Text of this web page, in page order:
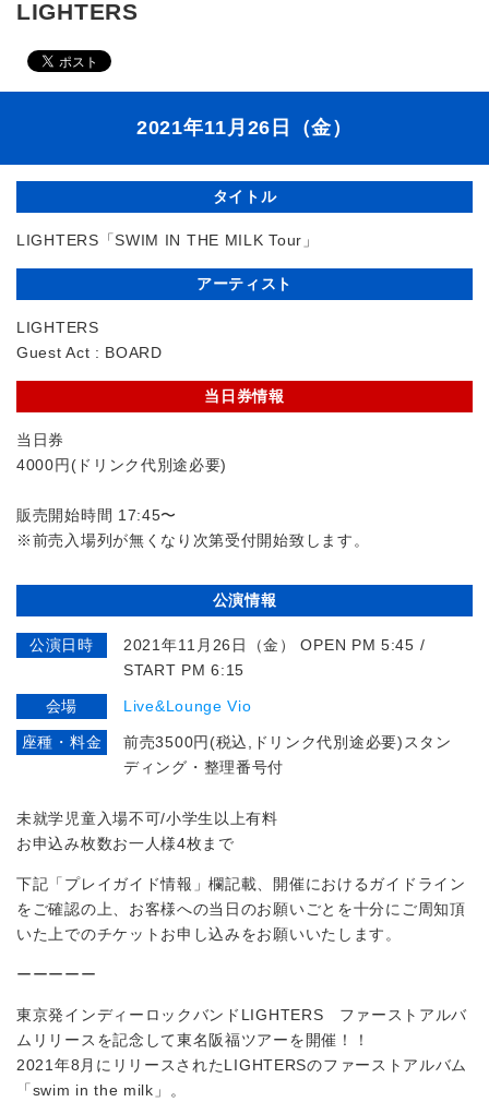
LIGHTERS
2021年11月26日（金）
タイトル
LIGHTERS「SWIM IN THE MILK Tour」
アーティスト
LIGHTERS
Guest Act : BOARD
当日券情報
当日券
4000円(ドリンク代別途必要)
販売開始時間 17:45〜
※前売入場列が無くなり次第受付開始致します。
公演情報
公演日時
2021年11月26日（金） OPEN PM 5:45 /
START PM 6:15
会場 Live&Lounge Vio
座種・料金
前売3500円(税込,ドリンク代別途必要)スタン
ディング・整理番号付
未就学児童入場不可/小学生以上有料
お申込み枚数お一人様4枚まで
下記「プレイガイド情報」欄記載、開催におけるガイドライン
をご確認の上、お客様への当日のお願いごとを十分にご周知頂
いた上でのチケットお申し込みをお願いいたします。
ーーーーー
東京発インディーロックバンドLIGHTERS
ファーストアルバ
ムリリースを記念して東名阪福ツアーを開催！！
2021年8月にリリースされたLIGHTERSのファーストアルバム
「swim in the milk」。